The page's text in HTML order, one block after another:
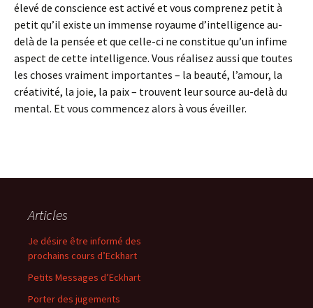
élevé de conscience est activé et vous comprenez petit à
petit qu’il existe un immense royaume d’intelligence au-
delà de la pensée et que celle-ci ne constitue qu’un infime
aspect de cette intelligence. Vous réalisez aussi que toutes
les choses vraiment importantes – la beauté, l’amour, la
créativité, la joie, la paix – trouvent leur source au-delà du
mental. Et vous commencez alors à vous éveiller.
Articles
Je désire être informé des
prochains cours d’Eckhart
Petits Messages d’Eckhart
Porter des jugements